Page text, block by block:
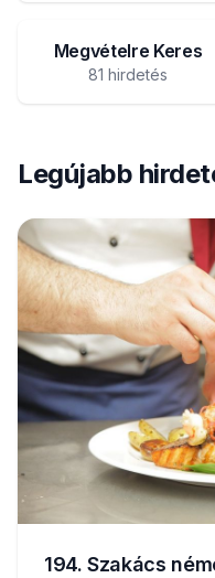
Megvételre Keres
81 hirdetés
Legújabb
194. Szakács